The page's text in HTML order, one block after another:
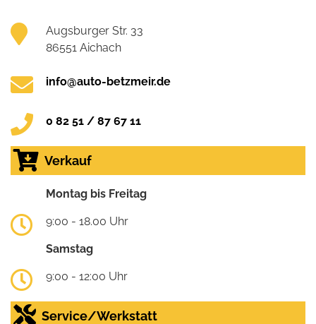
Augsburger Str. 33
86551 Aichach
info@auto-betzmeir.de
0 82 51 / 87 67 11
Verkauf
Montag bis Freitag
9:00 - 18.00 Uhr
Samstag
9:00 - 12:00 Uhr
Service/Werkstatt